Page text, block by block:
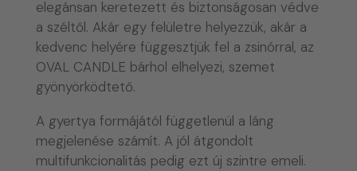
elegánsan keretezett és biztonságosan védve
a széltől. Akár egy felületre helyezzük, akár a
kedvenc helyére függesztjük fel a zsinórral, az
OVAL CANDLE bárhol elhelyezi, szemet
gyönyörködtető.
A gyertya formájától függetlenül a láng
megjelenése számít. A jól átgondolt
multifunkcionalitás pedig ezt új szintre emeli.